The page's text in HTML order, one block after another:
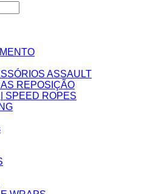
ASSAULT
REPOSIÇÃO
SPEED ROPES